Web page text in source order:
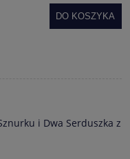
DO KOSZYKA
i Dwa Serduszka z